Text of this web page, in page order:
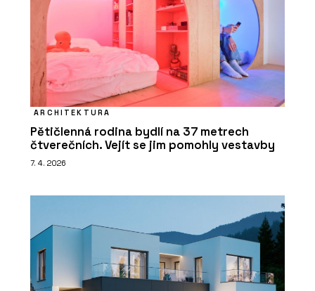
ARCHITEKTURA
Pětičlenná rodina bydlí na 37 metrech
čtverečních. Vejít se jim pomohly vestavby
7. 4. 2026